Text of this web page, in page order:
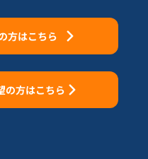
方はこちら
の方はこちら